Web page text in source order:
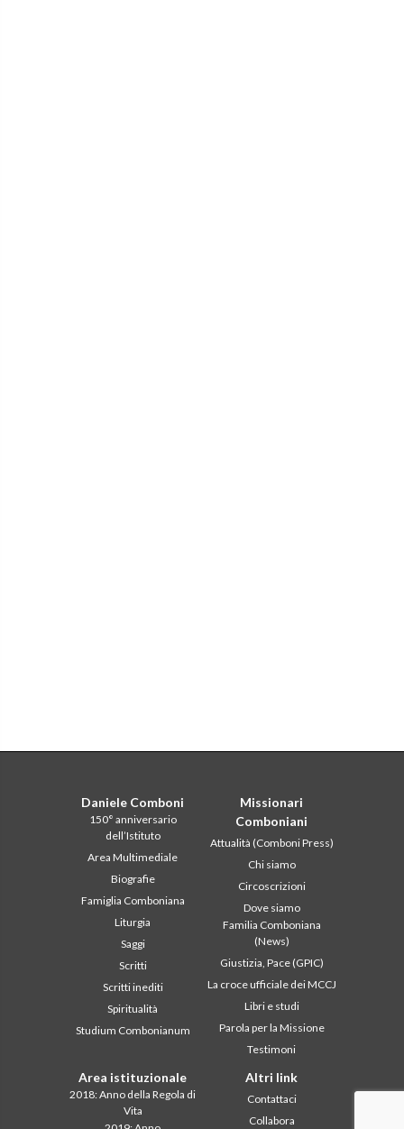
Daniele Comboni
150° anniversario
dell’Istituto
Area Multimediale
Biografie
Famiglia Comboniana
Liturgia
Saggi
Scritti
Scritti inediti
Spiritualità
Studium Combonianum
Missionari
Comboniani
Attualità (Comboni Press)
Chi siamo
Circoscrizioni
Dove siamo
Familia Comboniana
(News)
Giustizia, Pace (GPIC)
La croce ufficiale dei MCCJ
Libri e studi
Parola per la Missione
Testimoni
Area istituzionale
2018: Anno della Regola di
Vita
Altri link
Contattaci
Collabora